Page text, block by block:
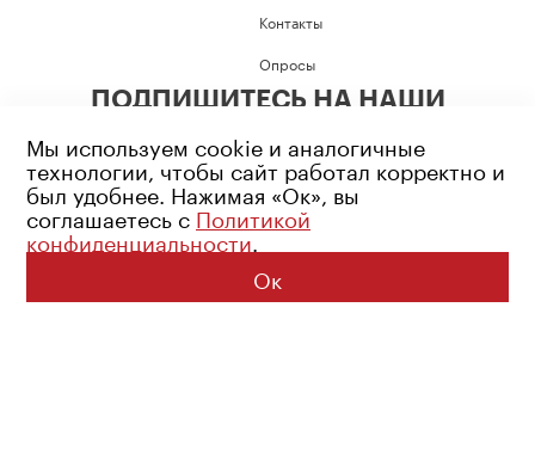
Контакты
Опросы
ПОДПИШИТЕСЬ НА НАШИ
Возрастное ограничение: 16+
Политика конфиденциальности
© 2026 Все права защищены
Мы используем cookie и аналогичные
технологии, чтобы сайт работал корректно и
был удобнее. Нажимая «Ок», вы
соглашаетесь с Политикой
конфиденциальности.
Ок